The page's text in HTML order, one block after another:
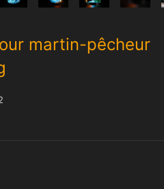
martin-pêcheur